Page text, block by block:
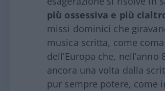
più ossessiva e più
missi dominici che
musica scritta, come
dell’Europa che,
ancora una volta dalla
pur sempre potere, come